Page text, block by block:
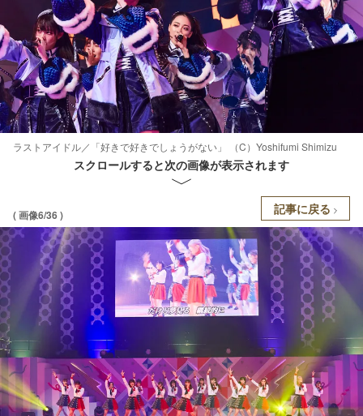
ラストアイドル／「好きで好きでしょうがない」 （C）Yoshifumi Shimizu
スクロールすると次の画像が表示されます
( 画像6/36 ) 記事に戻る